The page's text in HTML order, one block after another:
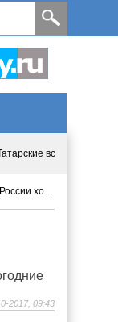
встречи на
впервые в Анапе:
поисках внутренней
отменить новогодние каникулы
2017, 09:43